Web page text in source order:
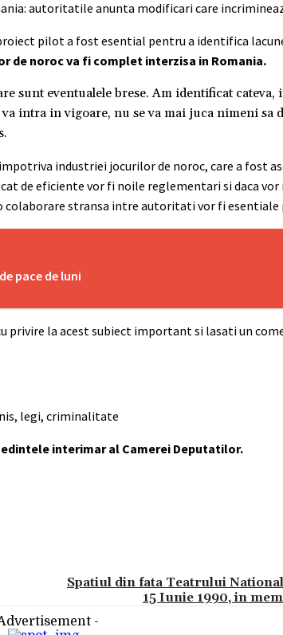
pilot a fost esential pentru a identifica
de noroc va fi complet interzisa in Romania.
sunt eventualele brese. Am identificat
intra in vigoare, nu se va mai juca nimeni sa
industriei jocurilor de noroc, care a fost
de eficiente vor fi noile reglementari si daca
stransa intre autoritati vor fi esentiale
pace de luni
la acest subiect important si lasati un
legi, criminalitate
interimar al Camerei Deputatilor.
Spatiul din fata Teatrului
15 Iunie 1990, in
-